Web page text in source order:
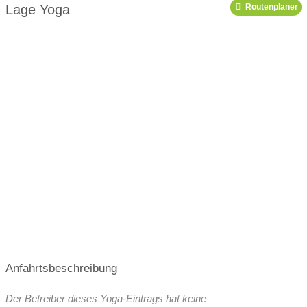
Lage Yoga Routenplaner
Anfahrtsbeschreibung
Der Betreiber dieses Yoga-Eintrags hat keine